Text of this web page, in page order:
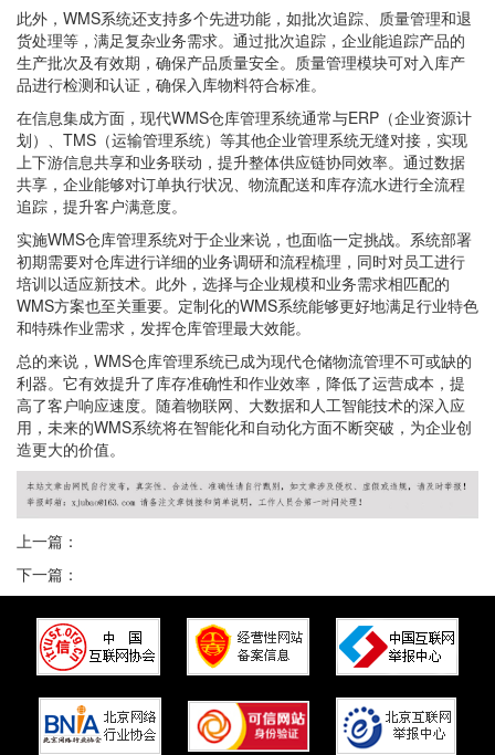
此外，WMS系统还支持多个先进功能，如批次追踪、质量管理和退
货处理等，满足复杂业务需求。通过批次追踪，企业能追踪产品的
生产批次及有效期，确保产品质量安全。质量管理模块可对入库产
品进行检测和认证，确保入库物料符合标准。
在信息集成方面，现代WMS仓库管理系统通常与ERP（企业资源计
划）、TMS（运输管理系统）等其他企业管理系统无缝对接，实现
上下游信息共享和业务联动，提升整体供应链协同效率。通过数据
共享，企业能够对订单执行状况、物流配送和库存流水进行全流程
追踪，提升客户满意度。
实施WMS仓库管理系统对于企业来说，也面临一定挑战。系统部署
初期需要对仓库进行详细的业务调研和流程梳理，同时对员工进行
培训以适应新技术。此外，选择与企业规模和业务需求相匹配的
WMS方案也至关重要。定制化的WMS系统能够更好地满足行业特色
和特殊作业需求，发挥仓库管理最大效能。
总的来说，WMS仓库管理系统已成为现代仓储物流管理不可或缺的
利器。它有效提升了库存准确性和作业效率，降低了运营成本，提
高了客户响应速度。随着物联网、大数据和人工智能技术的深入应
用，未来的WMS系统将在智能化和自动化方面不断突破，为企业创
造更大的价值。
上一篇：
下一篇：